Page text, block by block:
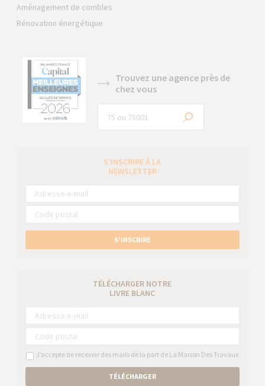
Aménagement de combles
Rénovation énergétique
Trouvez une agence près de
chez vous
S’INSCRIRE À LA
NEWSLETTER
S’INSCRIRE
TÉLÉCHARGER NOTRE
LIVRE BLANC
J’accepte de recevoir des mails de la part de La Maison Des Travaux
TÉLÉCHARGER